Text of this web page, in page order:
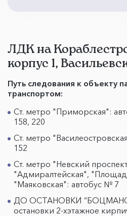
ЛДК на
корпус 1,
Путь следования к объекту
транспортом:
Ст. метро "Приморская":
158, 220
Ст. метро
152
Ст. метро "Невский
"Адмиралтейская",
"Маяковская": автобус № 7
ДО ОСТАНОВКИ
остановки 2-хэтажное